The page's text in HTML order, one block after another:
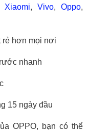
Xiaomi, Vivo,Oppo,
rẻ hơn mọi nơi
nhanh
15 ngày đầu
OPPO, bạn có thể